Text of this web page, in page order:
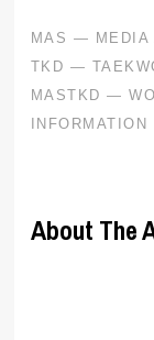
About The